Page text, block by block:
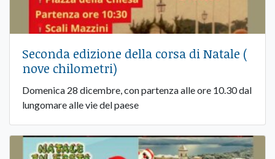
Seconda edizione della corsa di Natale (
nove chilometri)
Domenica 28 dicembre, con partenza alle ore 10.30 dal
lungomare alle vie del paese